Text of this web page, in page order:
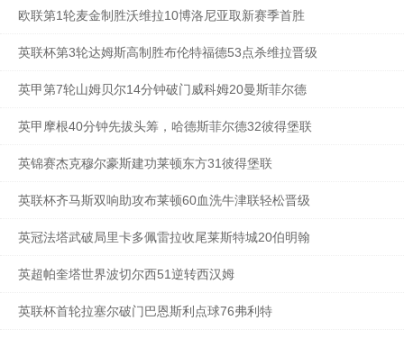
欧联第1轮麦金制胜沃维拉10博洛尼亚取新赛季首胜
英联杯第3轮达姆斯高制胜布伦特福德53点杀维拉晋级
英甲第7轮山姆贝尔14分钟破门威科姆20曼斯菲尔德
英甲摩根40分钟先拔头筹，哈德斯菲尔德32彼得堡联
英锦赛杰克穆尔豪斯建功莱顿东方31彼得堡联
英联杯齐马斯双响助攻布莱顿60血洗牛津联轻松晋级
英冠法塔武破局里卡多佩雷拉收尾莱斯特城20伯明翰
英超帕奎塔世界波切尔西51逆转西汉姆
英联杯首轮拉塞尔破门巴恩斯利点球76弗利特